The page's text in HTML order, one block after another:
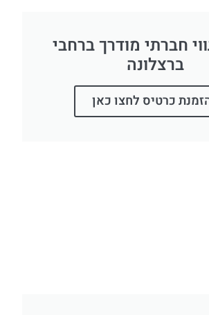
חברתי מודרך ברחבי
ברצלונה
כרטיס לחצו כאן